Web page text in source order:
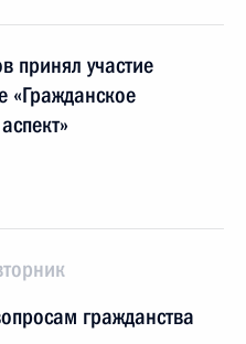
принял участие
«Гражданское
гражданства